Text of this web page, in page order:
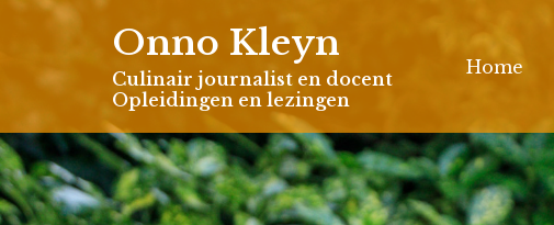
Skip
content
Onno Kleyn
Culinair journalist en docent
Opleidingen en lezingen
Home